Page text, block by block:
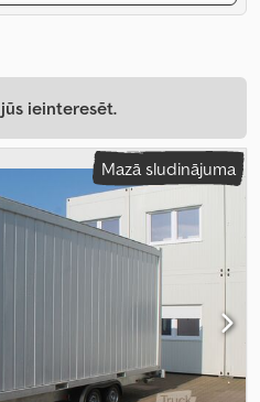
ieinteresēt.
Mazā sludinājuma